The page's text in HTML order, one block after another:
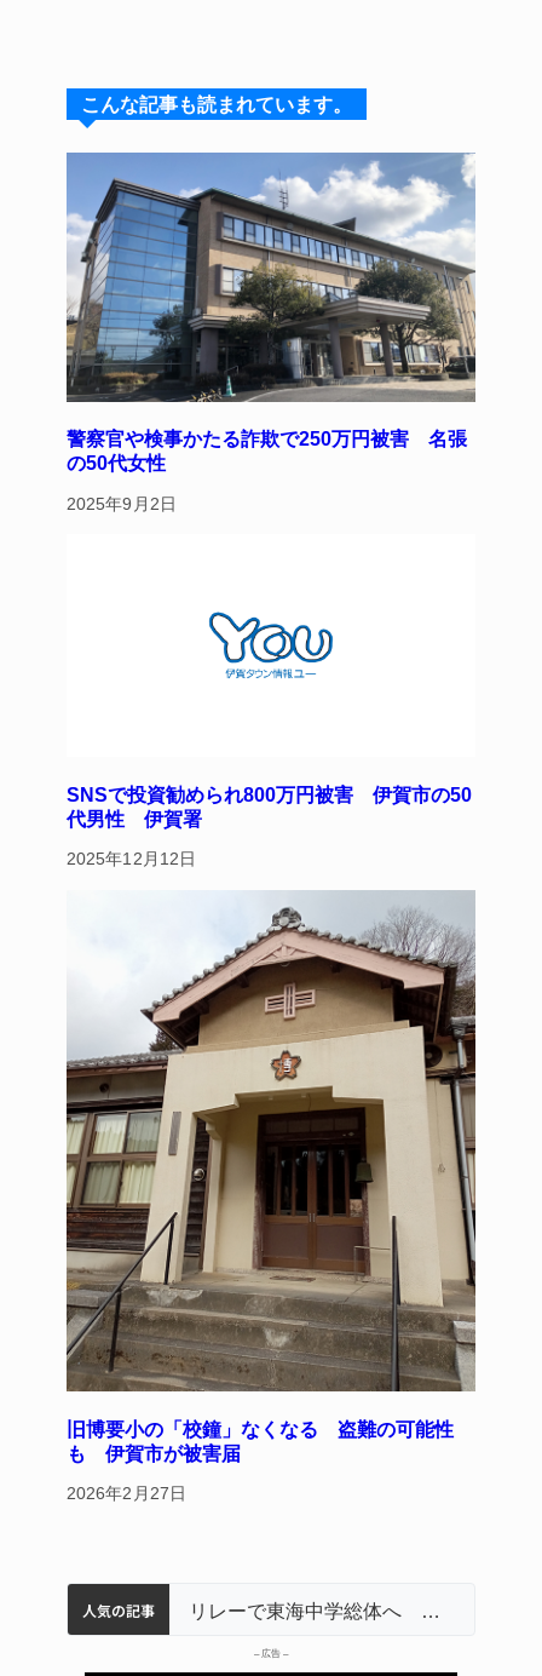
s
k
y
a
d
s
e
b
o
o
k
e
st
こんな記事も読まれています。
警察官や検事かたる詐欺で250万円被害 名張
の50代女性
2025年9月2日
SNSで投資勧められ800万円被害 伊賀市の50
代男性 伊賀署
2025年12月12日
旧博要小の「校鐘」なくなる 盗難の可能性
も 伊賀市が被害届
2026年2月27日
人気の記事
中学校の陶壁モニュメント 地元建設会社がボランティアで清掃 伊賀
名張市立病院のDMAT、熊本地震の被災地へ 能登以来3回目の派遣
【インターハイ⑨】ソフトテニス ミス減らし上位狙う 近大高専 リレーで東海中学総体へ 伊賀・名張
– 広告 –